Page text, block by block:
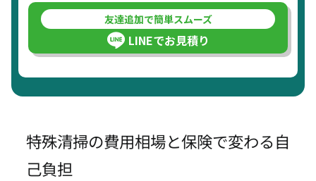
友達追加で簡単スムーズ
LINEでお見積り
特殊清掃の費用相場と保険で変わる自
己負担